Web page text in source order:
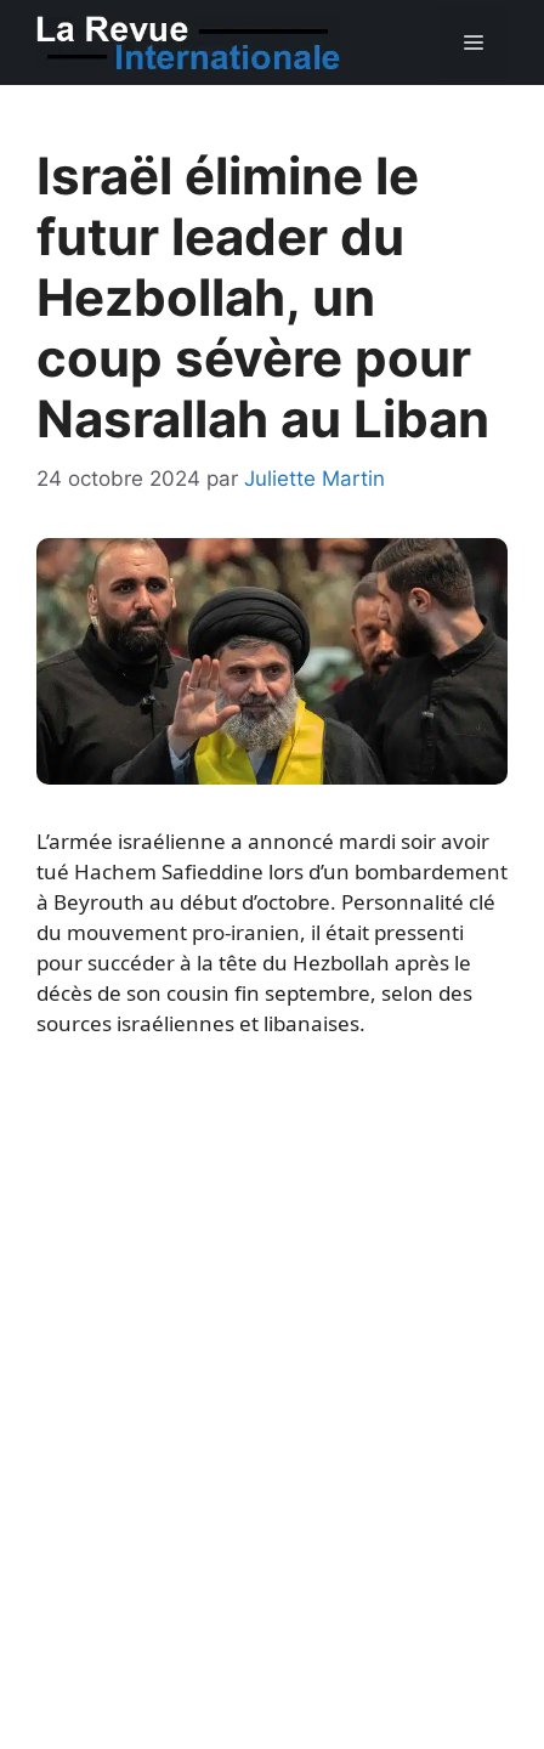
Aller
Israël élimine le
futur leader du
Hezbollah, un
coup sévère pour
Nasrallah au Liban
24 octobre 2024 par Juliette Martin
L’armée israélienne a annoncé mardi soir avoir
tué Hachem Safieddine lors d’un bombardement
à Beyrouth au début d’octobre. Personnalité clé
du mouvement pro-iranien, il était pressenti
pour succéder à la tête du Hezbollah après le
décès de son cousin fin septembre, selon des
sources israéliennes et libanaises.